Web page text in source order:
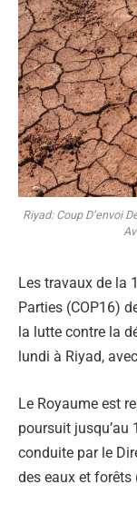
Riyad: Coup D’envoi
Les travaux de la
Parties (COP16)
la lutte contre la
lundi à Riyad,
Le Royaume est
poursuit jusqu’au
conduite par le
des eaux et forêts